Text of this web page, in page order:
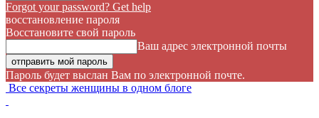
Forgot your password? Get help
восстановление пароля
Восстановите свой пароль
Ваш адрес электронной почты
Пароль будет выслан Вам по электронной почте.
Все секреты женщины в одном блоге